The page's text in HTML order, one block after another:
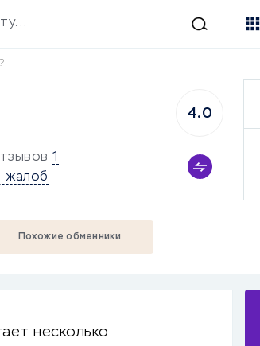
1
жалоб
4.0
Похожие обменники
несколько